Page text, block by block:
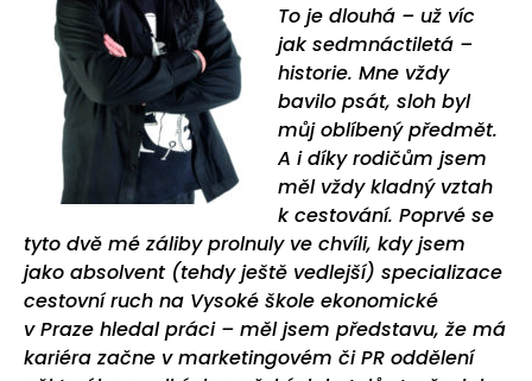
To je dlouhá – už víc
jak sedmnáctiletá –
historie. Mne vždy
bavilo psát, sloh byl
můj oblíbený předmět.
A i díky rodičům jsem
měl vždy kladný vztah
k cestování. Poprvé se
tyto dvě mé záliby prolnuly ve chvíli, kdy jsem
jako absolvent (tehdy ještě vedlejší) specializace
cestovní ruch na Vysoké škole ekonomické
v Praze hledal práci – měl jsem představu, že má
kariéra začne v marketingovém či PR oddělení